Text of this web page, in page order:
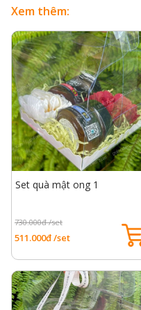
Xem thêm:
Set quà mật ong 1
730.000đ /set
511.000đ /set